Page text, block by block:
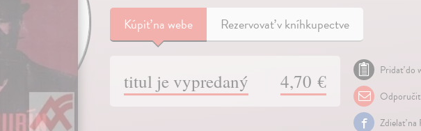
Kúpiťna webe Rezervovať v kníhkupectve
titul je vypredaný 4,70 €
Pridať do
Zdielať na